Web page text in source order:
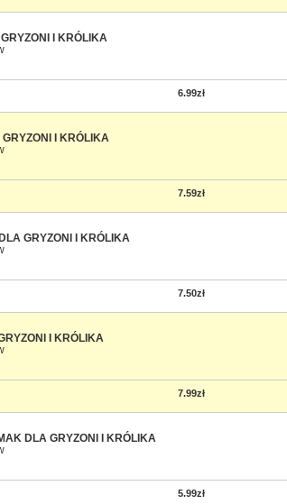
I KRÓLIKA
6.99zł
I KRÓLIKA
7.59zł
GRYZONI I KRÓLIKA
7.50zł
I KRÓLIKA
7.99zł
DLA GRYZONI I KRÓLIKA
5.99zł